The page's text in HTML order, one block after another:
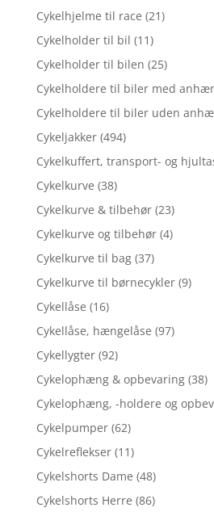
Cykelhjelme til race (21)
Cykelholder til bil (11)
Cykelholder til bilen (25)
Cykelholdere til biler med
Cykelholdere til biler uden
Cykeljakker (494)
Cykelkuffert, transport- og
Cykelkurve (38)
Cykelkurve & tilbehør (23)
Cykelkurve og tilbehør (4)
Cykelkurve til bag (37)
Cykelkurve til børnecykler (9)
Cykellåse (16)
Cykellåse, hængelåse (97)
Cykellygter (92)
Cykelophæng & opbevaring (38)
Cykelophæng, -holdere og
Cykelpumper (62)
Cykelreflekser (11)
Cykelshorts Dame (48)
Cykelshorts Herre (86)